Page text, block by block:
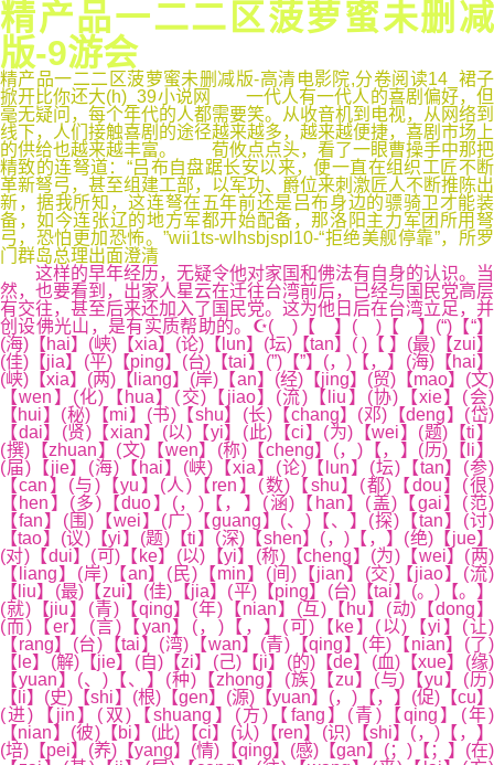
精产品一二二区菠萝蜜未删减
版-9游会
精产品一二二区菠萝蜜未删减版-高清电影院,分卷阅读14_裙子
掀开比你还大(h)_39小说网 一代人有一代人的喜剧偏好，但
毫无疑问，每个年代的人都需要笑。从收音机到电视，从网络到
线下，人们接触喜剧的途径越来越多，越来越便捷，喜剧市场上
的供给也越来越丰富。 荀攸点点头，看了一眼曹操手中那把
精致的连弩道：“吕布自盘踞长安以来，便一直在组织工匠不断
革新弩弓，甚至组建工部，以军功、爵位来刺激匠人不断推陈出
新，据我所知，这连弩在五年前还是吕布身边的骠骑卫才能装
备，如今连张辽的地方军都开始配备，那洛阳主力军团所用弩
弓，恐怕更加恐怖。”wii1ts-wlhsbjspl10-“拒绝美舰停靠”，所罗
门群岛总理出面澄清
这样的早年经历，无疑令他对家国和佛法有自身的认识。当
然，也要看到，出家人星云在迁往台湾前后，已经与国民党高层
有交往，甚至后来还加入了国民党。这为他日后在台湾立足，并
创设佛光山，是有实质帮助的。☪( )【 】( )【 】(“)【“】
(海)【hai】(峡)【xia】(论)【lun】(坛)【tan】( )【 】(最)【zui】
(佳)【jia】(平)【ping】(台)【tai】(”)【”】(，)【，】(海)【hai】
(峡)【xia】(两)【liang】(岸)【an】(经)【jing】(贸)【mao】(文)
【wen】(化)【hua】(交)【jiao】(流)【liu】(协)【xie】(会)
【hui】(秘)【mi】(书)【shu】(长)【chang】(邓)【deng】(岱)
【dai】(贤)【xian】(以)【yi】(此)【ci】(为)【wei】(题)【ti】
(撰)【zhuan】(文)【wen】(称)【cheng】(，)【，】(历)【li】
(届)【jie】(海)【hai】(峡)【xia】(论)【lun】(坛)【tan】(参)
【can】(与)【yu】(人)【ren】(数)【shu】(都)【dou】(很)
【hen】(多)【duo】(，)【，】(涵)【han】(盖)【gai】(范)
【fan】(围)【wei】(广)【guang】(、)【、】(探)【tan】(讨)
【tao】(议)【yi】(题)【ti】(深)【shen】(，)【，】(绝)【jue】
(对)【dui】(可)【ke】(以)【yi】(称)【cheng】(为)【wei】(两)
【liang】(岸)【an】(民)【min】(间)【jian】(交)【jiao】(流)
【liu】(最)【zui】(佳)【jia】(平)【ping】(台)【tai】(。)【。】
(就)【jiu】(青)【qing】(年)【nian】(互)【hu】(动)【dong】
(而)【er】(言)【yan】(，)【，】(可)【ke】(以)【yi】(让)
【rang】(台)【tai】(湾)【wan】(青)【qing】(年)【nian】(了)
【le】(解)【jie】(自)【zi】(己)【ji】(的)【de】(血)【xue】(缘)
【yuan】(、)【、】(种)【zhong】(族)【zu】(与)【yu】(历)
【li】(史)【shi】(根)【gen】(源)【yuan】(，)【，】(促)【cu】
(进)【jin】(双)【shuang】(方)【fang】(青)【qing】(年)
【nian】(彼)【bi】(此)【ci】(认)【ren】(识)【shi】(，)【，】
(培)【pei】(养)【yang】(情)【qing】(感)【gan】(；)【；】(在)